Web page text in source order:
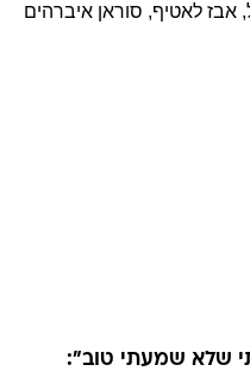
, אבז לאטיף, סוראן איברהים
שלא שמעתי טוב":